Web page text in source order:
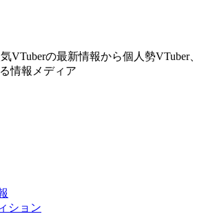
VTuberの最新情報から個人勢VTuber、
情報メディア
ション